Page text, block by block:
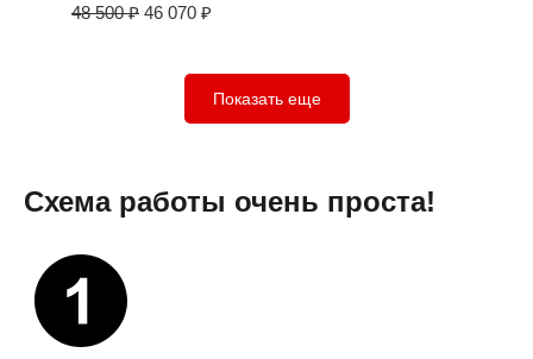
48 500₽ 46 070 ₽
Показать еще
Схема работы очень проста!